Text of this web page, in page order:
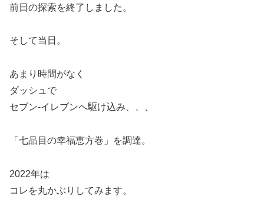
前日の探索を終了しました。
そして当日。
あまり時間がなく
ダッシュで
セブン-イレブンへ駆け込み、、、
「七品目の幸福恵方巻」を調達。
2022年は
コレを丸かぶりしてみます。